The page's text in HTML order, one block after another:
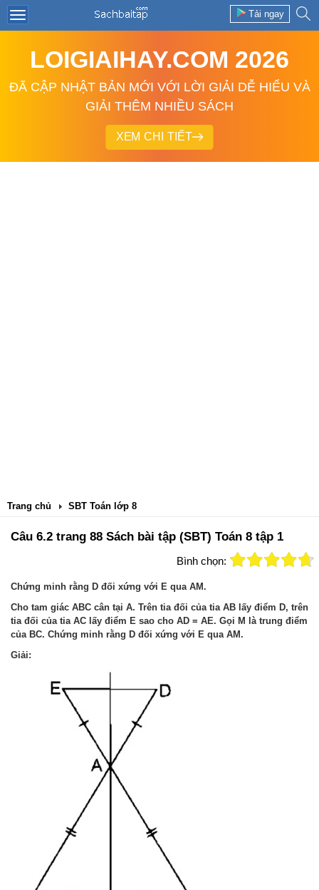
Tải ngay
LOIGIAIHAY.COM 2026
ĐÃ CẬP NHẬT BẢN MỚI VỚI LỜI GIẢI DỄ HIỂU VÀ
GIẢI THÊM NHIỀU SÁCH
XEM CHI TIẾT
Trang chủ SBT Toán lớp 8
Câu 6.2 trang 88 Sách bài tập (SBT) Toán 8 tập 1
Bình chọn:
Chứng minh rằng D đối xứng với E qua AM.
Cho tam giác ABC cân tại A. Trên tia đối của tia AB lấy điểm D, trên
tia đối của tia AC lấy điểm E sao cho AD = AE. Gọi M là trung điểm
của BC. Chứng minh rằng D đối xứng với E qua AM.
Giải: